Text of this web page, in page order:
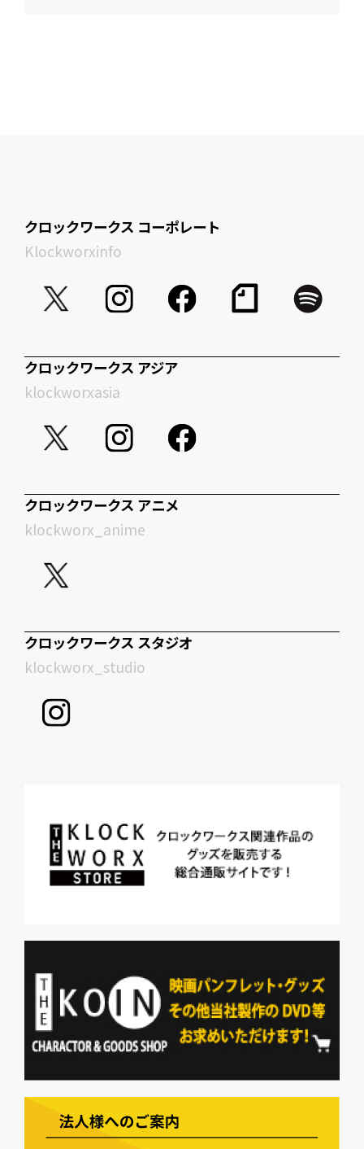
クロックワークス コーポレート
Klockworxinfo
クロックワークス アジア
klockworxasia
クロックワークス アニメ
klockworx_anime
クロックワークス スタジオ
klockworx_studio